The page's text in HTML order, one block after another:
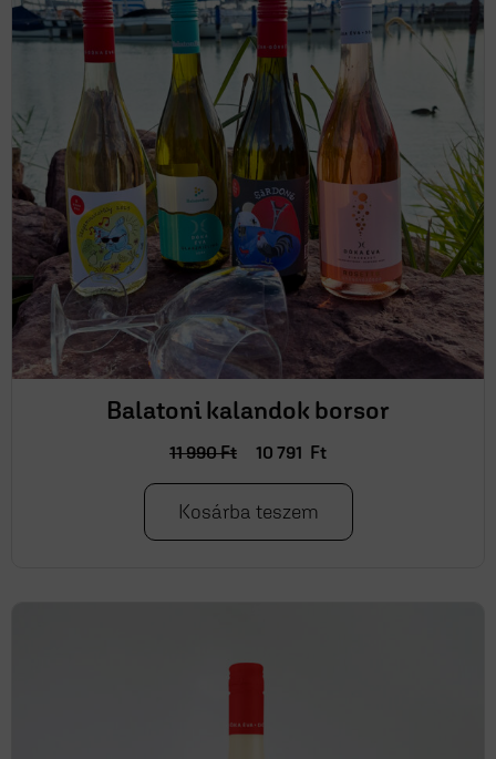
Balatoni kalandok borsor
11 990Ft 10 791 Ft
Kosárba teszem